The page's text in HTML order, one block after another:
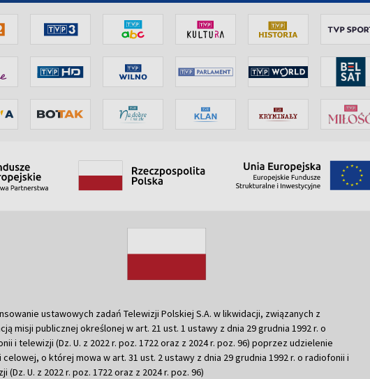
ustawowych zadań Telewizji Polskiej S.A. w likwidacji, związanych z
misji publicznej określonej w art. 21 ust. 1 ustawy z dnia 29 grudnia 1992 r. o
i telewizji (Dz. U. z 2022 r. poz. 1722 oraz z 2024 r. poz. 96) poprzez udzielenie
o której mowa w art. 31 ust. 2 ustawy z dnia 29 grudnia 1992 r. o radiofonii i
(Dz. U. z 2022 r. poz. 1722 oraz z 2024 r. poz. 96)